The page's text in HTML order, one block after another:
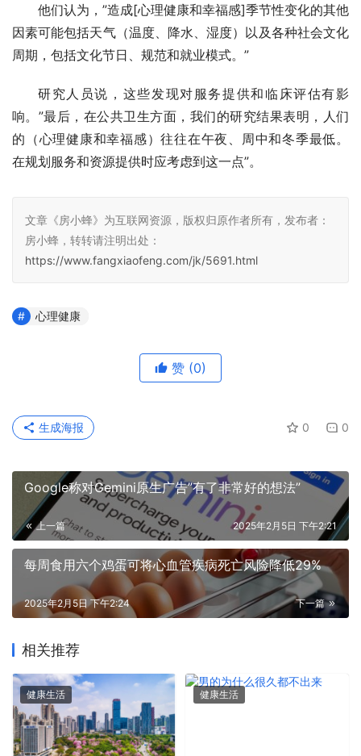
他们认为，”造成[心理健康和幸福感]季节性变化的其他
因素可能包括天气（温度、降水、湿度）以及各种社会文化
周期，包括文化节日、规范和就业模式。”
研究人员说，这些发现对服务提供和临床评估有影
响。”最后，在公共卫生方面，我们的研究结果表明，人们
的（心理健康和幸福感）往往在午夜、周中和冬季最低。
在规划服务和资源提供时应考虑到这一点”。
文章《房小蜂》为互联网资源，版权归原作者所有，发布者：
房小蜂，转转请注明出处：
https://www.fangxiaofeng.com/jk/5691.html
心理健康
赞 (0)
0 0
生成海报
Google称对Gemini原生广告”有了非常好的想法”
上一篇 2025年2月5日 下午2:21
每周食用六个鸡蛋可将心血管疾病死亡风险降低29%
下一篇
2025年2月5日 下午2:24
相关推荐
健康生活 健康生活